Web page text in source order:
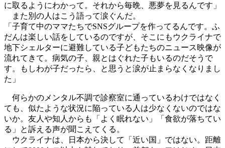
に取るようにわかって。それから毎晩、悪夢を見るんです」
また別の人はこう語って涙ぐんだ。
「子育て中のママたちでSNSグループを作ってるんです。ふ
だんは楽しい話をしているのですが、そこにもウクライナで
地下シェルターに避難している子どもたちのニュース映像が
流れてきて。病気の子、親とはぐれた子もいるのだそうで
す。もしわが子だったら、と思うと涙が止まらなくなりまし
た」
何らかのメンタル不調で診察室に通っているわけではなく
ても、似たような状況に陥っている人は少なくないのではな
いか。友人や知人からも「よく眠れない」「食欲が落ちてい
る」と訴える声が聞こえてくる。
ウクライナは、日本から決して「近い国」ではない。距離